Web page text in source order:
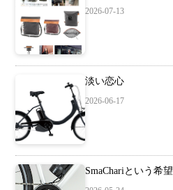
2026-07-13
淡い恋心
2026-06-17
SmaChariという希望